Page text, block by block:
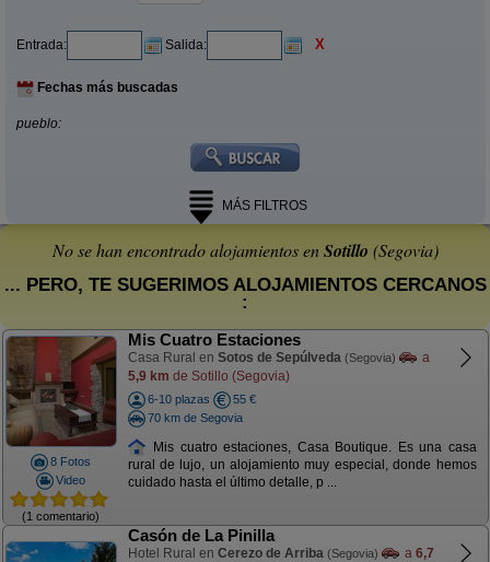
Entrada: Salida: X
Fechas más buscadas
pueblo:
MÁS FILTROS
No se han encontrado alojamientos enSotillo (Segovia)
... PERO, TE SUGERIMOS ALOJAMIENTOS CERCANOS
:
8 Fotos
Video
(1 comentario)
Mis Cuatro Estaciones
Casa Rural en Sotos de Sepúlveda (Segovia)
a
5,9 km de Sotillo (Segovia)
6-10 plazas
55 €
70 km de Segovia
Mis cuatro estaciones, Casa Boutique. Es una casa
rural de lujo, un alojamiento muy especial, donde hemos
cuidado hasta el último detalle, p ...
Casón de La Pinilla
Hotel Rural en Cerezo de Arriba (Segovia) a 6,7